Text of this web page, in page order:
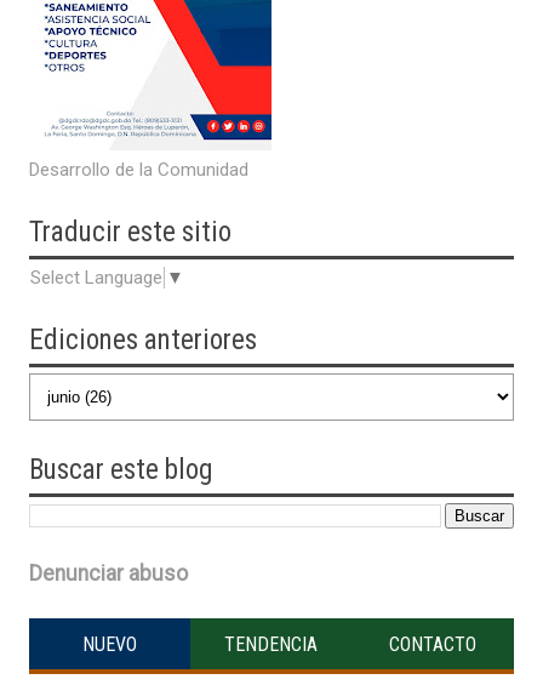
Desarrollo de la Comunidad
Traducir este sitio
Select Language ▼
Ediciones anteriores
Buscar este blog
Denunciar abuso
NUEVO TENDENCIA CONTACTO